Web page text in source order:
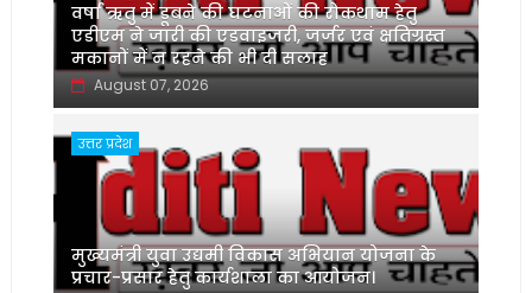
वर्षा ऋतु में डूबने की घटनाओं की रोकथाम हेतु
एडीएम ने जारी की एडवाइजरी, जर्जर एवं क्षतिग्रस्त
मकानों में न रहने की भी दी सलाह
August 07, 2026
उत्तर प्रदेश
मुख्यमंत्री युवा उद्यमी विकास अभियान योजना के
प्रचार-प्रसार हेतु कार्यशाला का आयोजन।